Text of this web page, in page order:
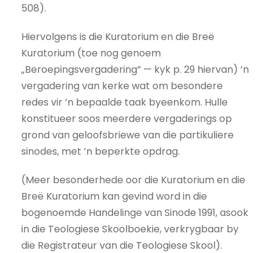
508).
Hiervolgens is die Kuratorium en die Breë
Kuratorium (toe nog genoem
„Beroepingsvergadering” — kyk p. 29 hiervan) ’n
vergadering van kerke wat om besondere
redes vir ’n bepaalde taak byeenkom. Hulle
konstitueer soos meerdere vergaderings op
grond van geloofsbriewe van die partikuliere
sinodes, met ’n beperkte opdrag.
(Meer besonderhede oor die Kuratorium en die
Breë Kuratorium kan gevind word in die
bogenoemde Handelinge van Sinode 1991, asook
in die Teologiese Skoolboekie, verkrygbaar by
die Registrateur van die Teologiese Skool).